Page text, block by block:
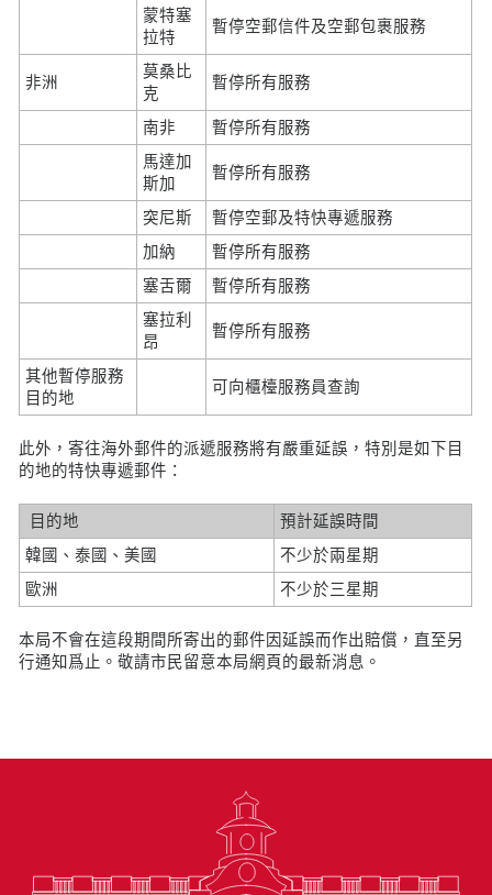
蒙特塞
拉特
暫停空郵信件及空郵包裹服務
非洲
莫桑比
克
暫停所有服務
南非
暫停所有服務
馬達加
斯加
暫停所有服務
突尼斯
暫停空郵及特快專遞服務
加納
暫停所有服務
塞舌爾
暫停所有服務
塞拉利
昂
暫停所有服務
其他暫停服務
目的地
可向櫃檯服務員查詢
此外，寄往海外郵件的派遞服務將有嚴重延誤，特別是如下目
的地的特快專遞郵件：
目的地
預計延誤時間
韓國、泰國、美國
不少於兩星期
歐洲
不少於三星期
本局不會在這段期間所寄出的郵件因延誤而作出賠償，直至另
行通知爲止。敬請市民留意本局網頁的最新消息。